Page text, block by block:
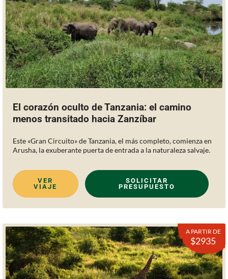
El corazón oculto de Tanzania: el camino
menos transitado hacia Zanzíbar
Este «Gran Circuito» de Tanzania, el más completo, comienza en
Arusha, la exuberante puerta de entrada a la naturaleza salvaje.
VER
VIAJE
SOLICITAR
PRESUPUESTO
A PARTIR DE
$2935